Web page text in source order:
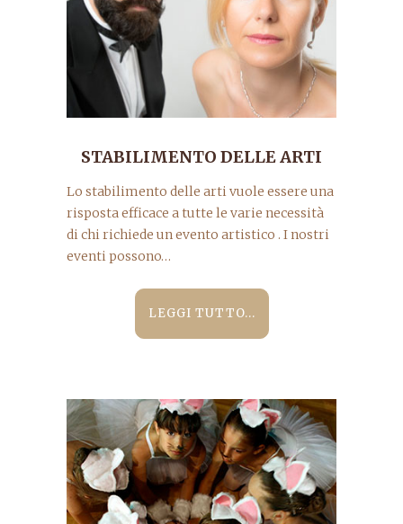
STABILIMENTO DELLE ARTI
Lo stabilimento delle arti vuole essere una
risposta efficace a tutte le varie necessità
di chi richiede un evento artistico . I nostri
eventi possono…
LEGGI TUTTO...